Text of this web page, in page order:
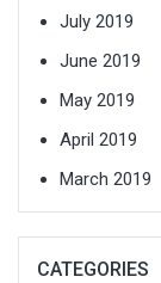
July 2019
June 2019
May 2019
April 2019
March 2019
CATEGORIES